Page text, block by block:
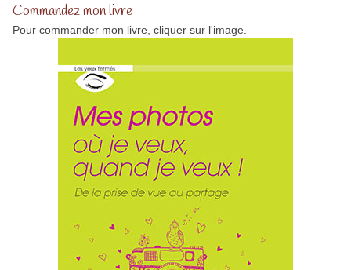
Commandez mon livre
Pour commander mon livre, cliquer sur l'image.